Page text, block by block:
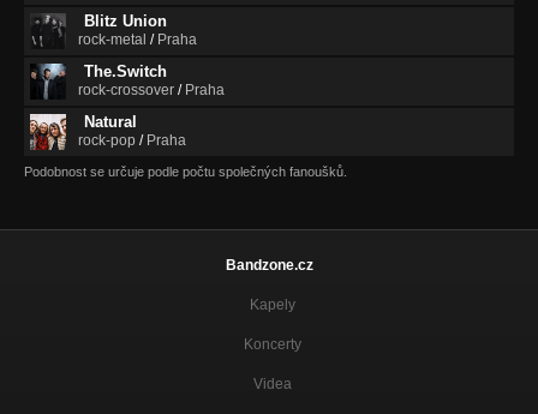
Blitz Union
rock-metal / Praha
The.Switch
rock-crossover / Praha
Natural
rock-pop / Praha
Podobnost se určuje podle počtu společných fanoušků.
Bandzone.cz
Kapely
Koncerty
Videa